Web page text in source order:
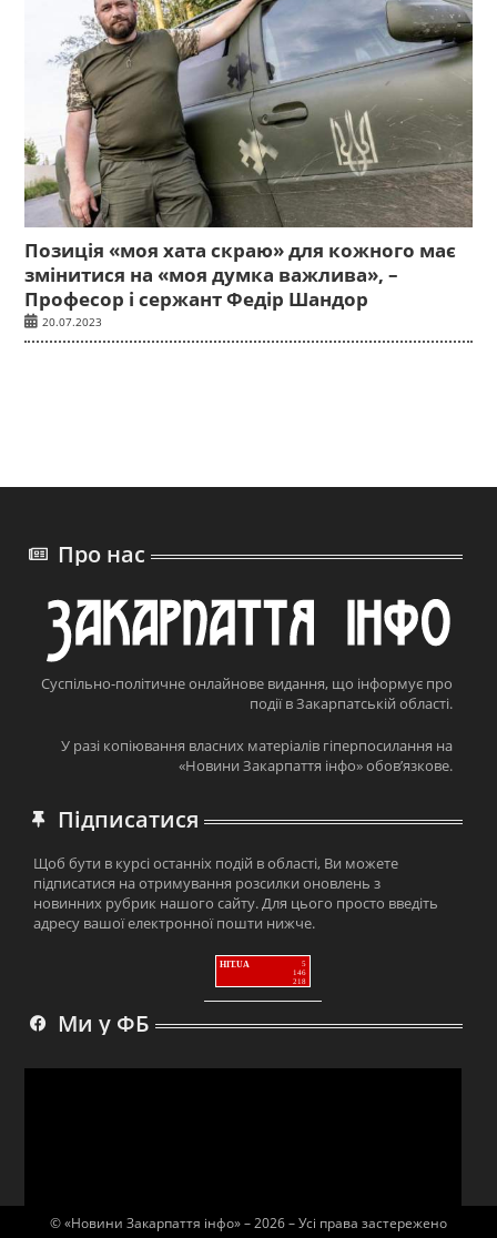
Позиція «моя хата скраю» для кожного має
змінитися на «моя думка важлива», –
Професор і сержант Федір Шандор
20.07.2023
Про нас
Суспільно-політичне онлайнове видання, що інформує про
події в Закарпатській області.
У разі копіювання власних матеріалів гіперпосилання на
«Новини Закарпаття інфо» обов’язкове.
Підписатися
Щоб бути в курсі останніх подій в області, Ви можете
підписатися на отримування розсилки оновлень з
новинних рубрик нашого сайту. Для цього просто введіть
адресу вашої електронної пошти нижче.
HIT.UA
5
146
218
Ми у ФБ
© «Новини Закарпаття інфо» – 2026 – Усі права застережено